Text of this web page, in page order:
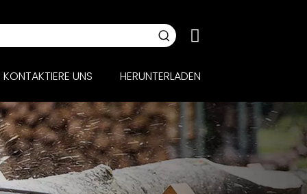
KONTAKTIERE UNS HERUNTERLADEN